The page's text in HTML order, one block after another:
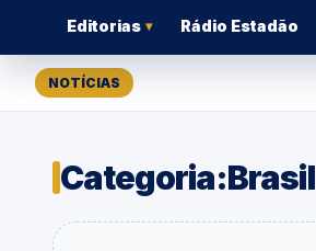
Editorias ▾ Rádio Estadão
NOTÍCIAS
Categoria:Brasil